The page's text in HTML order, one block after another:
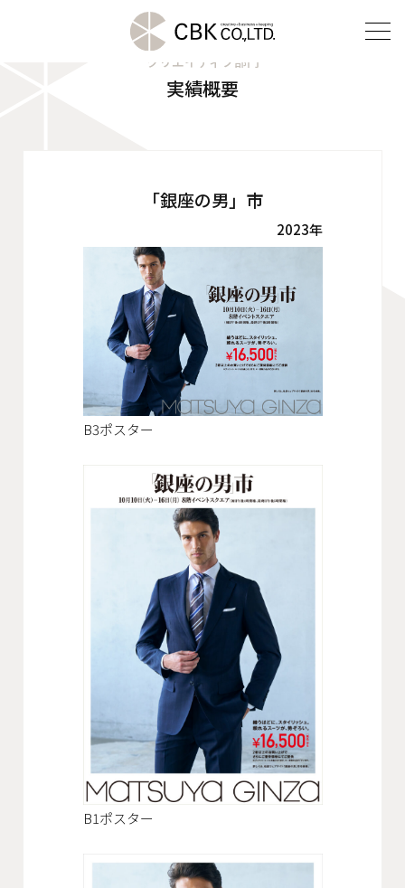
ご挨拶
企業理念
会社概要
協力会社・スタッフ募集
お問い合わせ
クリエイティブ部門
実績概要
「銀座の男」市
2023年
B3ポスター
B1ポスター